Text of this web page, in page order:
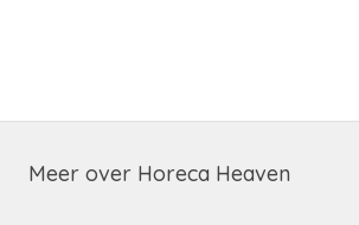
Meer over Horeca Heaven